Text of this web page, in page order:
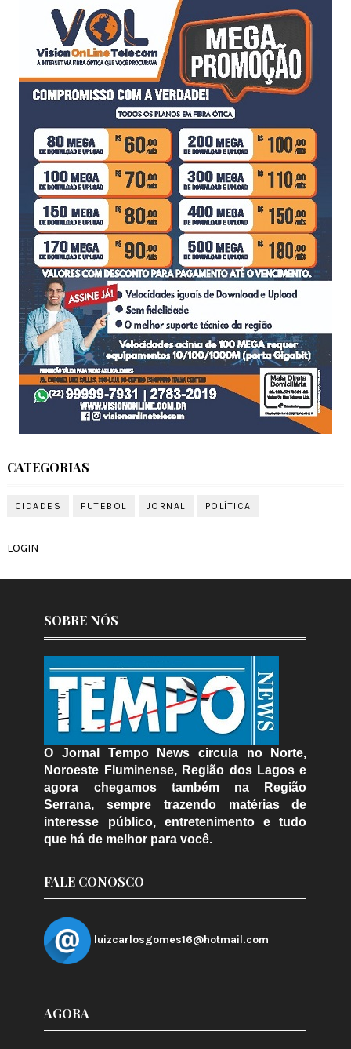
CATEGORIAS
CIDADES FUTEBOL JORNAL POLÍTICA
LOGIN
SOBRE NÓS
O Jornal Tempo News circula no Norte,
Noroeste Fluminense, Região dos Lagos e
agora chegamos também na Região
Serrana, sempre trazendo matérias de
interesse público, entretenimento e tudo
que há de melhor para você.
FALE CONOSCO
luizcarlosgomes16@hotmail.com
AGORA